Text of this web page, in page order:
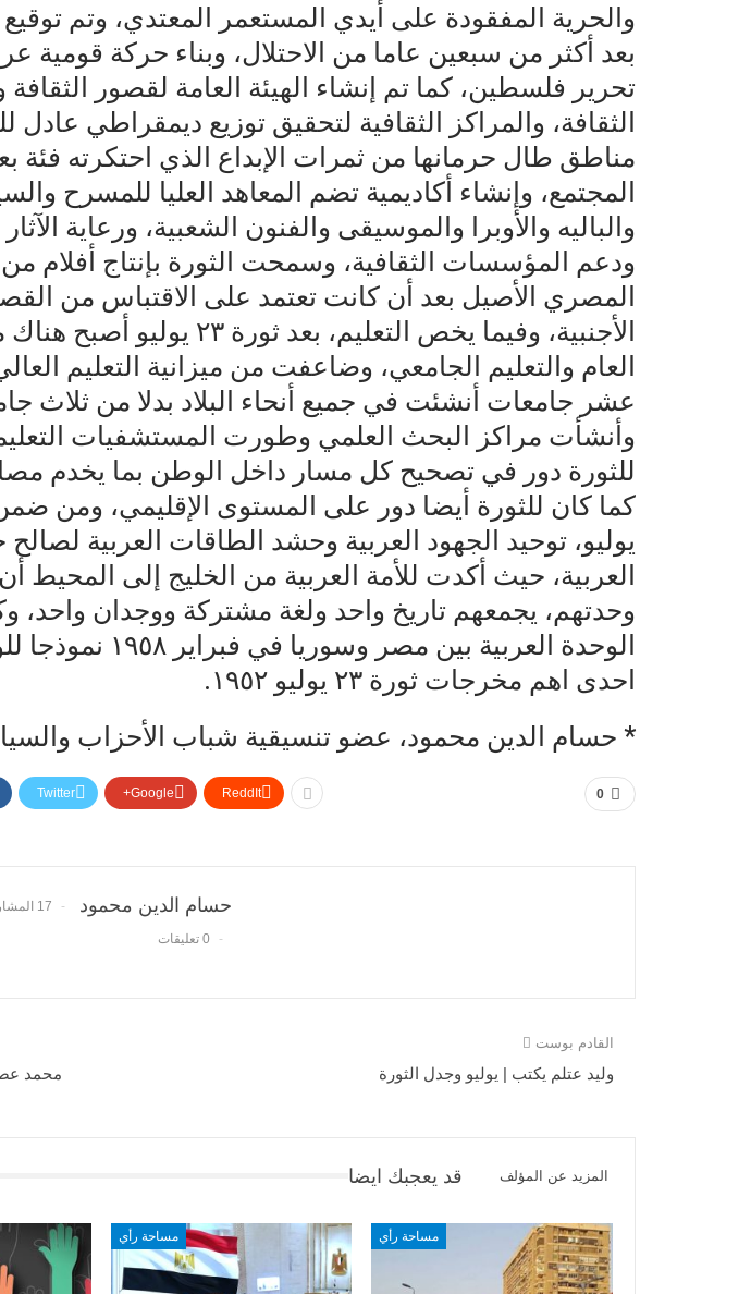
والحرية المفقودة على أيدي المستعمر المعتدي، وتم توقيع
بعد أكثر من سبعين عاما من الاحتلال، وبناء حركة قومية
تحرير فلسطين، كما تم إنشاء الهيئة العامة لقصور
الثقافة، والمراكز الثقافية لتحقيق توزيع ديمقراطي عادل
مناطق طال حرمانها من ثمرات الإبداع الذي احتكرته فئة
المجتمع، وإنشاء أكاديمية تضم المعاهد العليا للمسرح
والباليه والأوبرا والموسيقى والفنون الشعبية، ورعاية
ودعم المؤسسات الثقافية، وسمحت الثورة بإنتاج أفلام
المصري الأصيل بعد أن كانت تعتمد على الاقتباس من
الأجنبية، وفيما يخص التعليم، بعد ثورة
العام والتعليم الجامعي، وضاعفت من ميزانية التعليم
عشر جامعات أنشئت في جميع أنحاء البلاد بدلا من ثلاث
وأنشأت مراكز البحث العلمي وطورت المستشفيات
للثورة دور في تصحيح كل مسار داخل الوطن بما يخدم
كما كان للثورة أيضا دور على المستوى الإقليمي، ومن
يوليو، توحيد الجهود العربية وحشد الطاقات العربية
العربية، حيث أكدت للأمة العربية من الخليج إلى المحيط
وحدتهم، يجمعهم تاريخ واحد ولغة مشتركة ووجدان واحد،
الوحدة العربية بين مصر
احدى اهم مخرجات ثورة ٢٣ يوليو ١٩٥٢.
* حسام الدين محمود، عضو تنسيقية شباب الأحزاب
0
Twitter Google+ ReddIt
حسام الدين محمود 17 المشاركات
0 تعليقات
محمد
القادم بوست
وليد عتلم يكتب | يوليو وجدل الثورة
قد يعجبك ايضا المزيد عن المؤلف
مساحة رأي مساحة رأي